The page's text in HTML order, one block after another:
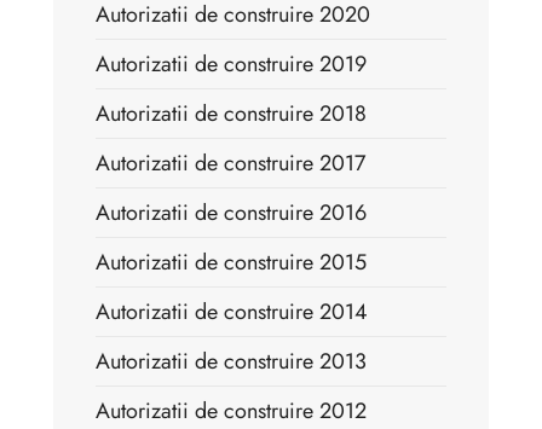
Autorizatii de construire 2020
Autorizatii de construire 2019
Autorizatii de construire 2018
Autorizatii de construire 2017
Autorizatii de construire 2016
Autorizatii de construire 2015
Autorizatii de construire 2014
Autorizatii de construire 2013
Autorizatii de construire 2012